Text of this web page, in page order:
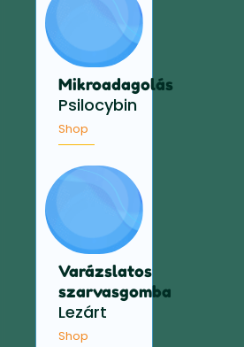
Mikroadagolás
Psilocybin
Shop
Varázslatos
szarvasgomba
Lezárt
Shop